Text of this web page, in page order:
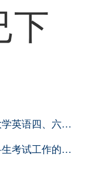
下
语四、六级...
试工作的通...